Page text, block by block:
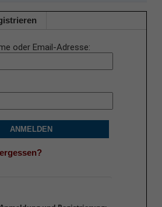
oder Email-Adresse
ANMELDEN